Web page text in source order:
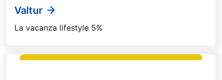
Valtur
La vacanza lifestyle 5%